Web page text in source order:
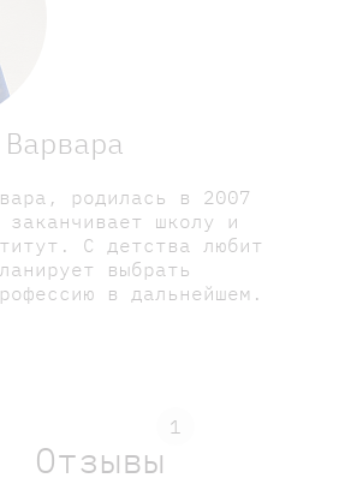
родилась в 2007
школу и
С детства любит
выбрать
в дальнейшем.
Отзывы
1